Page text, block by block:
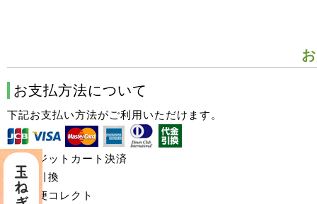
お支払方法について
下記お支払い方法がご利用いただけます。
●クレジットカート決済
●代金引換
●宅配便コレクト